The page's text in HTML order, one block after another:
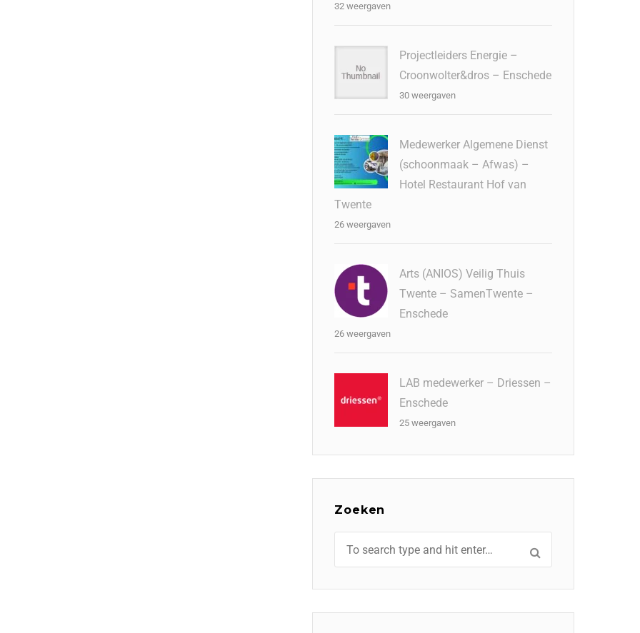
32 weergaven
Projectleiders Energie –
Croonwolter&dros – Enschede
30 weergaven
Medewerker Algemene Dienst
(schoonmaak – Afwas) –
Hotel Restaurant Hof van
Twente
26 weergaven
Arts (ANIOS) Veilig Thuis
Twente – SamenTwente –
Enschede
26 weergaven
LAB medewerker – Driessen –
Enschede
25 weergaven
Zoeken